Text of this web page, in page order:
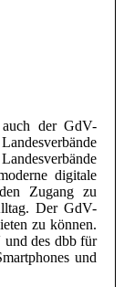
der GdV-
digitale
Zugang zu
Der GdV-
zu können.
des dbb für
und